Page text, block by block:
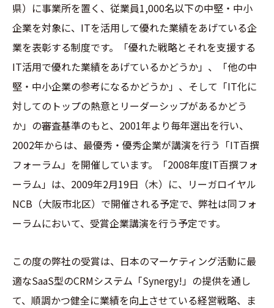
県）に事業所を置く、従業員1,000名以下の中堅・中小
企業を対象に、ITを活用して優れた業績をあげている企
業を表彰する制度です。「優れた戦略とそれを支援する
IT活用で優れた業績をあげているかどうか」、「他の中
堅・中小企業の参考になるかどうか」、そして「IT化に
対してのトップの熱意とリーダーシップがあるかどう
か」の審査基準のもと、2001年より毎年選出を行い、
2002年からは、最優秀・優秀企業が講演を行う「IT百撰
フォーラム」を開催しています。「2008年度IT百撰フォ
ーラム」は、2009年2月19日（木）に、リーガロイヤル
NCB（大阪市北区）で開催される予定で、弊社は同フォ
ーラムにおいて、受賞企業講演を行う予定です。
この度の弊社の受賞は、日本のマーケティング活動に最
適なSaaS型のCRMシステム「Synergy!」の提供を通し
て、順調かつ健全に業績を向上させている経営戦略、ま